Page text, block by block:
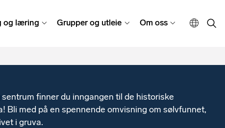
og læring Grupper og utleie Om oss
finner du inngangen til de historiske
Bli med på en spennende omvisning om sølvfunnet,
i gruva.